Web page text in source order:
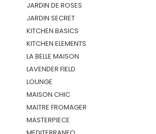
JARDIN DE ROSES
JARDIN SECRET
KITCHEN BASICS
KITCHEN ELEMENTS
LA BELLE MAISON
LAVENDER FIELD
LOUNGE
MAISON CHIC
MAITRE FROMAGER
MASTERPIECE